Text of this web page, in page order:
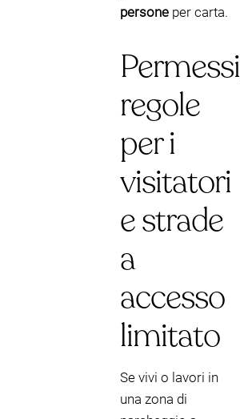
persone per carta.
regole
per i
visitatori
e strade
a
accesso
limitato
Se vivi o lavori in
una zona di